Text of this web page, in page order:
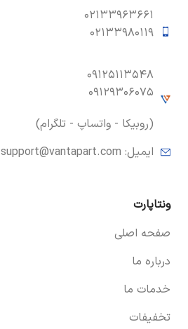
۰۲۱۳۳۹۶۳۶۶۱
۰۲۱۳۳۹۸۰۱۱۹
۰۹۱۲۵۱۱۳۵۴۸
۰۹۱۲۹۳۰۶۰۷۵
(روبیکا - واتساپ - تلگرام)
ایمیل: support@vantapart.com
ونتاپارت
صفحه اصلی
درباره ما
خدمات ما
تخفیفات